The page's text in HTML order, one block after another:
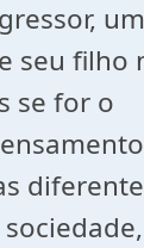
seu filho
se for o